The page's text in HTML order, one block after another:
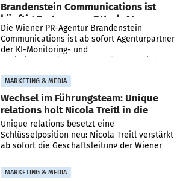
Brandenstein Communications ist
künftig Partner von OtterlyAI
Die Wiener PR-Agentur Brandenstein
Communications ist ab sofort Agenturpartner
der KI-Monitoring- und
MARKETING & MEDIA
Wechsel im Führungsteam: Unique
relations holt Nicola Treitl in die
Geschäftsleitung
Unique relations besetzt eine
Schlüsselposition neu: Nicola Treitl verstärkt
ab sofort die Geschäftsleitung der Wiener
PR-Agentur an der Seite von Josef Kalina und
Anna Kalina-Mahr.
MARKETING & MEDIA